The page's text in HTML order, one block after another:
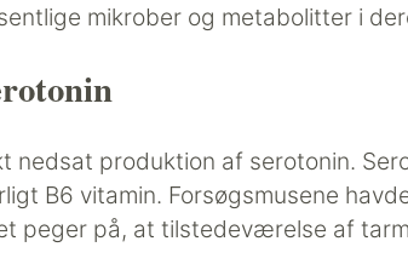
mikrober og metabolitter i
produktion af serotonin.
B6 vitamin. Forsøgsmusene
peger på, at tilstedeværelse af